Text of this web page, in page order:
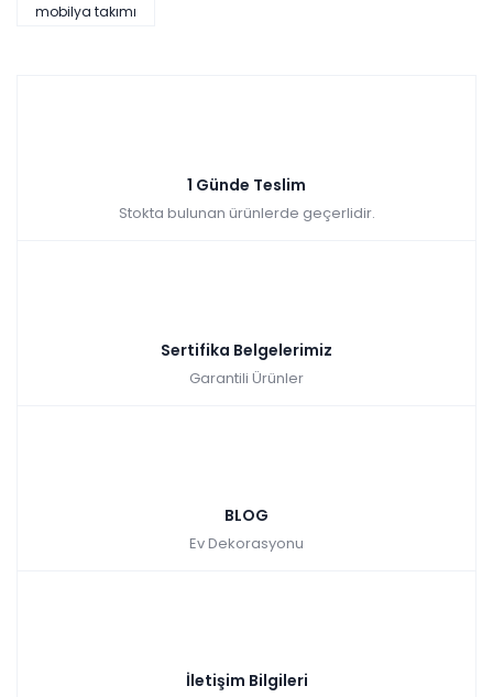
mobilya takımı
1 Günde Teslim
Stokta bulunan ürünlerde geçerlidir.
Sertifika Belgelerimiz
Garantili Ürünler
BLOG
Ev Dekorasyonu
İletişim Bilgileri